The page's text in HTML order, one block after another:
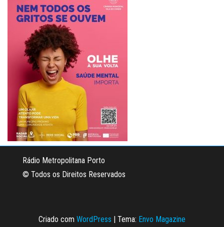
Rádio Metropolitana Porto
© Todos os Direitos Reservados
Criado com WordPress | Tema: Envo Magazine